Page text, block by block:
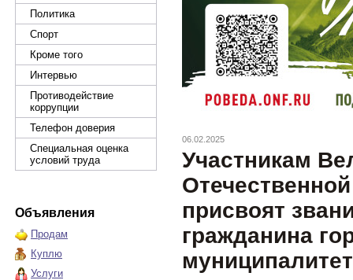
Политика
Спорт
Кроме того
Интервью
Противодействие
коррупции
Телефон доверия
Специальная оценка
условий труда
Объявления
Продам
Куплю
Услуги
06.02.2025
Участникам
присвоят
гражданина